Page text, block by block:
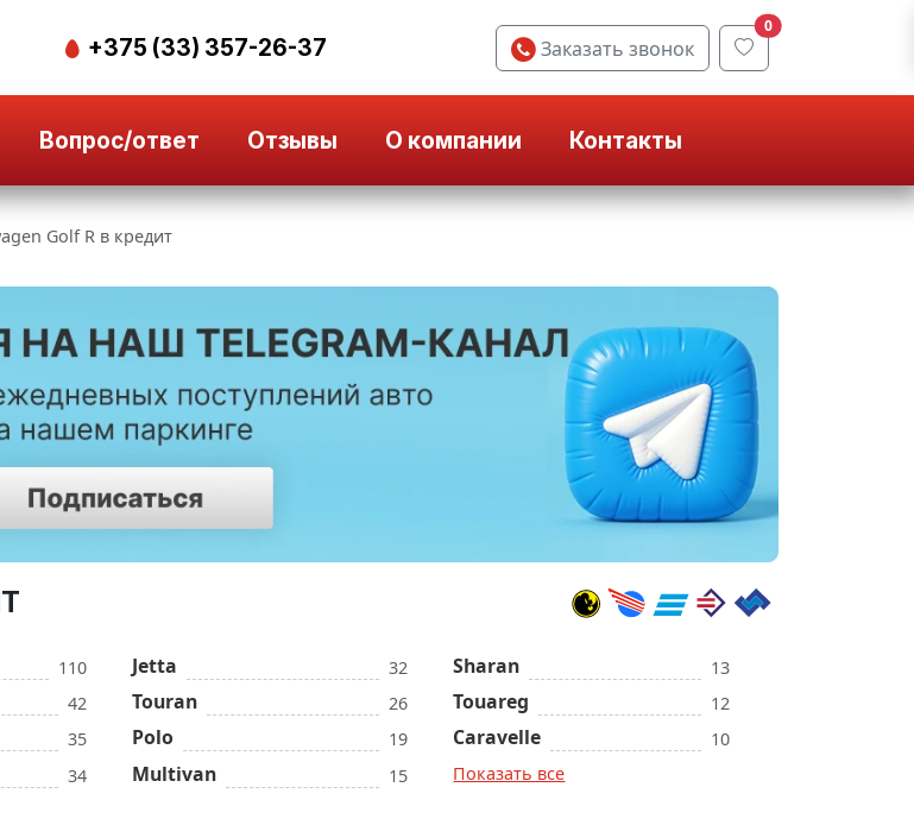
+375 (33) 357-26-37 Заказать звонок
0
Вопрос/ответ Отзывы О компании Контакты
Golf R в кредит
110
42
35
34
Jetta 32
Touran 26
Polo 19
Multivan 15
Sharan 13
Touareg 12
Caravelle
10
Показать все